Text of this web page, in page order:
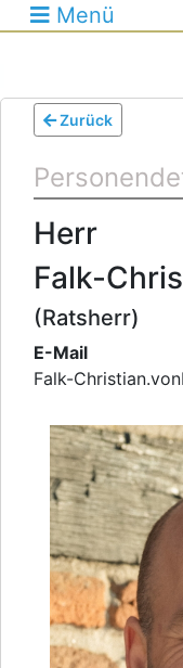
Menü
Zurück
Herr
Falk-
(Ratsherr)
E-Mail
Falk-